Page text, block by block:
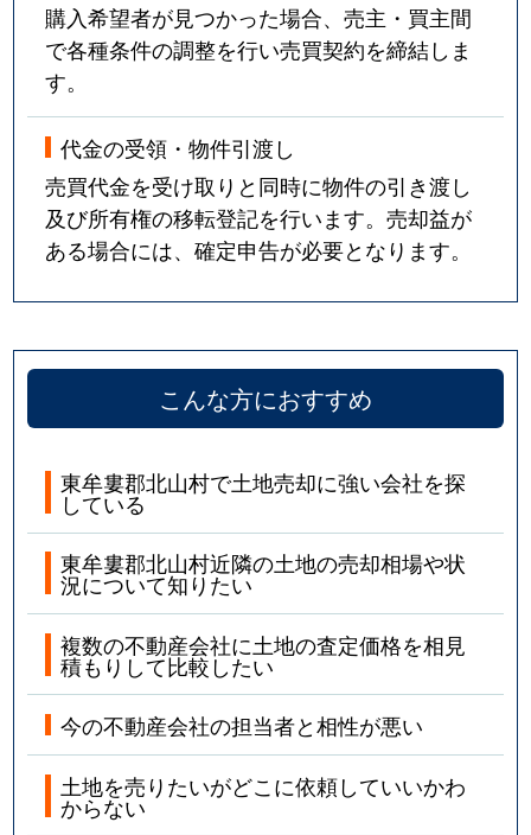
購入希望者が見つかった場合、売主・買主間
で各種条件の調整を行い売買契約を締結しま
す。
代金の受領・物件引渡し
売買代金を受け取りと同時に物件の引き渡し
及び所有権の移転登記を行います。売却益が
ある場合には、確定申告が必要となります。
こんな方におすすめ
東牟婁郡北山村で土地売却に強い会社を探
している
東牟婁郡北山村近隣の土地の売却相場や状
況について知りたい
複数の不動産会社に土地の査定価格を相見
積もりして比較したい
今の不動産会社の担当者と相性が悪い
土地を売りたいがどこに依頼していいかわ
からない